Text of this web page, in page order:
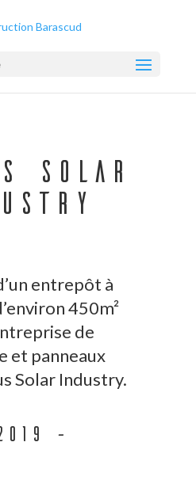
Solar
entrepôt à
450m²
de
et panneaux
Solar Industry.
–